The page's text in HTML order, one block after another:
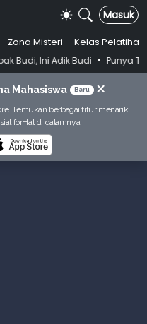
Masuk
Zona Misteri
Kelas Pelatihan
Budi • Punya Tujuan
Mahasiswa Baru ×
Temukan berbagai fitur menarik
forHat di dalamnya!